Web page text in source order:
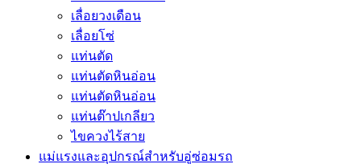
เลื่อยวงเดือน
เลื่อยโซ่
แท่นตัด
แท่นตัดหินอ่อน
แท่นตัดหินอ่อน
แท่นต๊าปเกลียว
ไขควงไร้สาย
แม่แรงและอุปกรณ์สำหรับอู่ซ่อมรถ